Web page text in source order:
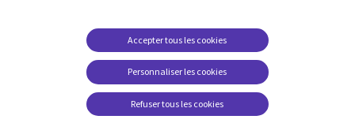
Études de cas
Baladodiffusions
Restrictions et
conditions juridiques
Carrières FAQ
Centre de gestion des
Personnaliser les cookies
Accepter tous les cookies
Refuser tous les cookies